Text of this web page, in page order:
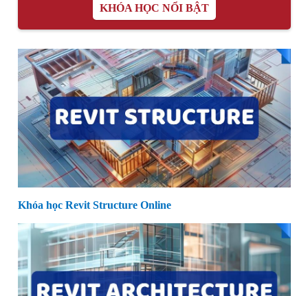
KHÓA HỌC NỔI BẬT
Khóa học Revit Structure Online